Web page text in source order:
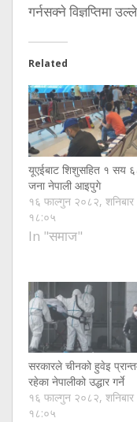
गर्नसक्ने विज्ञप्तिमा
Related
यूएईबाट शिशुसहित १ सय
जना नेपाली आइपुगे
१६ फाल्गुन २०८२, शनिबार
१८:०५
In "समाज"
सरकारले चीनको हुवेइ
रहेका नेपालीको उद्धार गर्ने
१६ फाल्गुन २०८२, शनिबार
१८:०५